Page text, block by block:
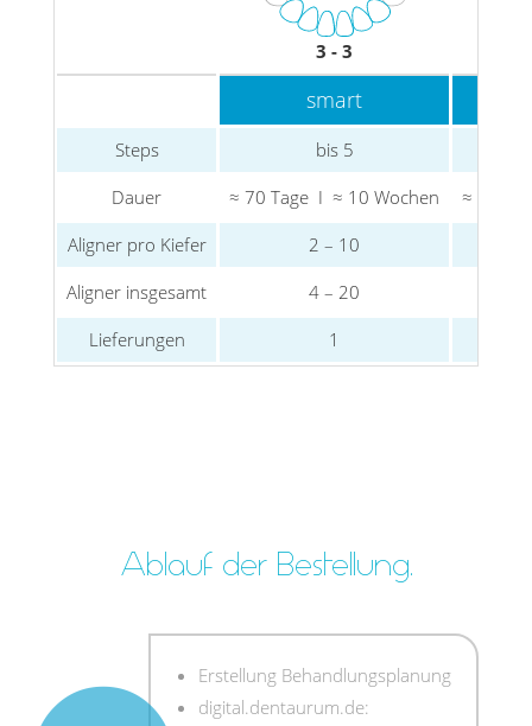
3 - 3
smart
Steps
bis 5
Dauer
≈ 70 Tage I ≈ 10 Wochen
≈ 126
Aligner pro Kiefer
2 – 10
Aligner insgesamt
4 – 20
Lieferungen
1
Ablauf der Bestellung.
Erstellung Behandlungsplanung
digital.dentaurum.de: